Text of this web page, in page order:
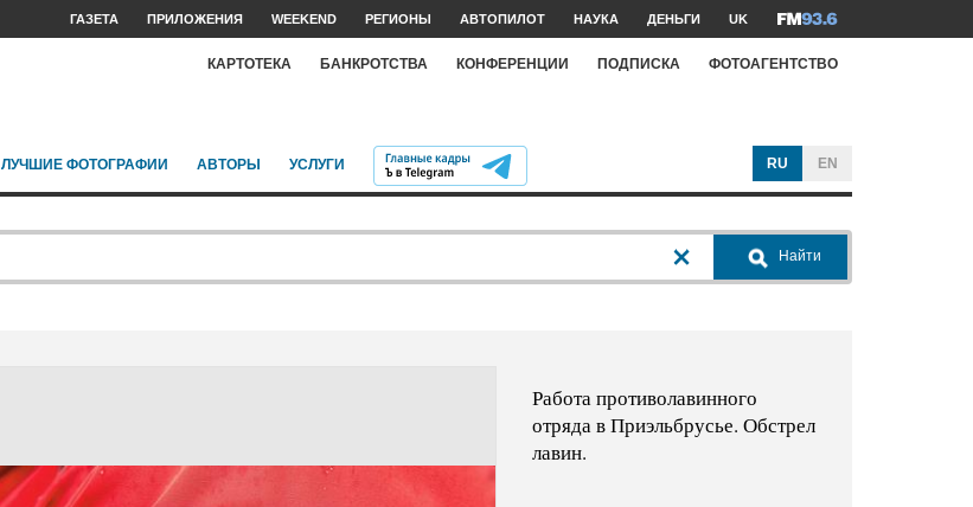
ГАЗЕТА ПРИЛОЖЕНИЯ WEEKEND РЕГИОНЫ АВТОПИЛОТ НАУКА ДЕНЬГИ UK
КАРТОТЕКА БАНКРОТСТВА КОНФЕРЕНЦИИ ПОДПИСКА ФОТОАГЕНТСТВО
ЛУЧШИЕ ФОТОГРАФИИ АВТОРЫ УСЛУГИ RU EN
Найти
Работа противолавинного
отряда в Приэльбрусье. Обстрел
лавин.